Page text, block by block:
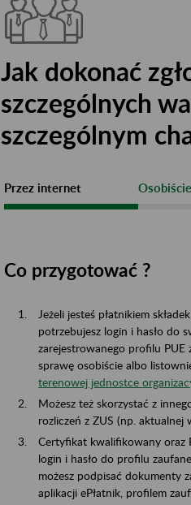
Jak dokonać
szczególnych
szczególnym
Przez internet
Co przygotować ?
Jeżeli jesteś płatnikiem
potrzebujesz login i hasło do
zarejestrowanego profilu PUE
sprawę osobiście albo
terenowej jednostce
Możesz też skorzystać z
rozliczeń z ZUS (np. aktualnej
Certyfikat kwalifikowany
login i hasło do profilu
możesz podpisać dokumenty
aplikacji ePłatnik, profilem
Osobiście